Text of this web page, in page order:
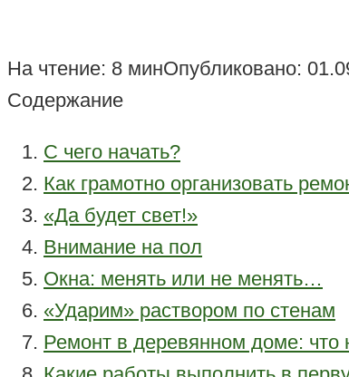
На чтение: 8 минОпубликовано:
Содержание
С чего начать?
Как грамотно организовать
«Да будет свет!»
Внимание на пол
Окна: менять или не менять…
«Ударим» раствором по стенам
Ремонт в деревянном доме: что